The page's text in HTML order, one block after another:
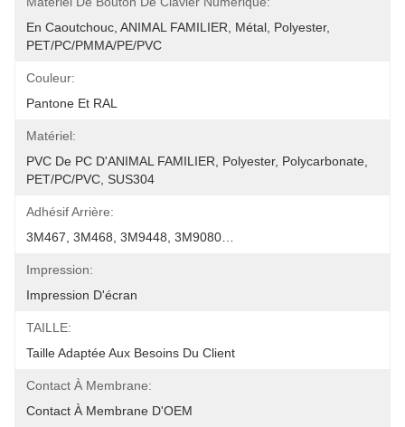
En Caoutchouc, ANIMAL FAMILIER, Métal, Polyester,
PET/PC/PMMA/PE/PVC
Couleur:
Pantone Et RAL
Matériel:
PVC De PC D'ANIMAL FAMILIER, Polyester, Polycarbonate,
PET/PC/PVC, SUS304
Adhésif Arrière:
3M467, 3M468, 3M9448, 3M9080…
Impression:
Impression D'écran
TAILLE:
Taille Adaptée Aux Besoins Du Client
Contact À Membrane:
Contact À Membrane D'OEM